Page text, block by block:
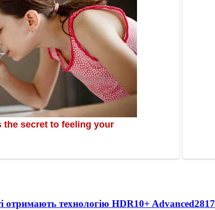
отримають технологію HDR10+ Advanced2817